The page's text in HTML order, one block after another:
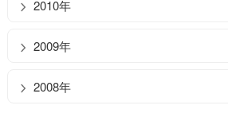
2010年
2009年
2008年